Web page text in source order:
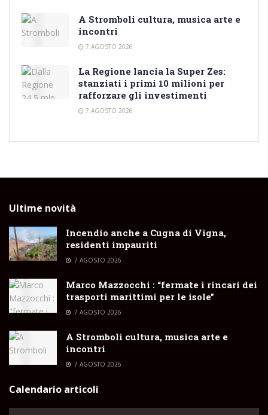
A Stromboli cultura, musica arte e
incontri
7 AGOSTO 2026
La Regione lancia la Super Zes:
stanziati i primi 10 milioni per
rafforzare gli investimenti
7 AGOSTO 2026
Ultime novità
Incendio anche a Cugna di Vigna,
residenti impauriti
7 AGOSTO 2026
Marco Mazzocchi : “fermate i rincari dei
trasporti marittimi per le isole”
7 AGOSTO 2026
A Stromboli cultura, musica arte e
incontri
7 AGOSTO 2026
Calendario articoli